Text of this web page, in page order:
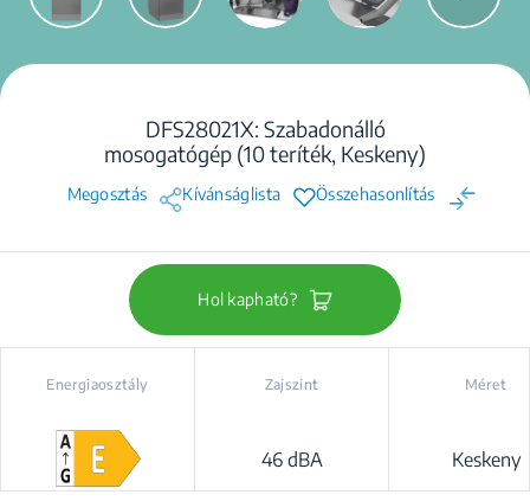
DFS28021X: Szabadonálló
mosogatógép (10 teríték, Keskeny)
Megosztás Kívánságlista Összehasonlítás
Hol kapható?
Energiaosztály Zajszint
46 dBA
Méret
Keskeny